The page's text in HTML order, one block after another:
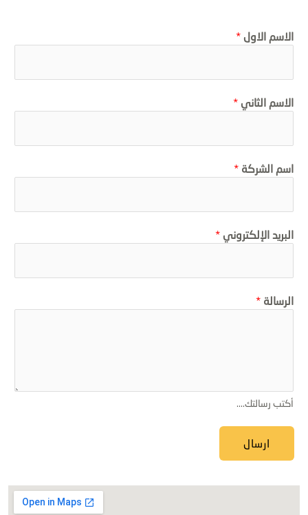
الاسم الاول *
الاسم الثاني *
اسم الشركة *
البريد الإلكتروني *
الرسالة *
أكتب رسالتك....
ارسال